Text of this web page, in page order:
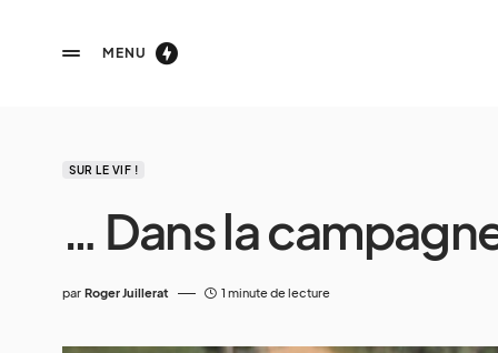
MENU
SUR LE VIF !
… Dans la
par Roger Juillerat 1 minute de lecture